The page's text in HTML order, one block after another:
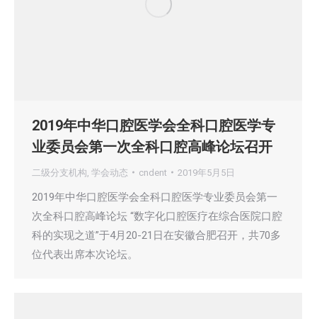
2019年中华口腔医学会全科口腔医学专
业委员会第一次全科口腔高峰论坛召开
二级分支机构 学会动态 cndent 2019年5月5日
2019年中华口腔医学会全科口腔医学专业委员会第一
次全科口腔高峰论坛 “数字化口腔医疗在综合医院口腔
科的实现之道”于4月20-21日在安徽合肥召开，共70多
位代表出席本次论坛。